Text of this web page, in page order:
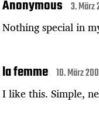
Anonymous 3. März
Nothing special in
la femme 10. März
I like this. Simple,